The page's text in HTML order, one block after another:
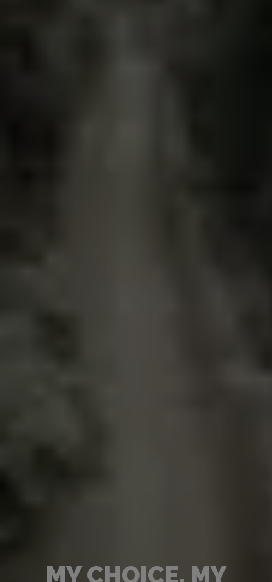
MY CHOICE, MY